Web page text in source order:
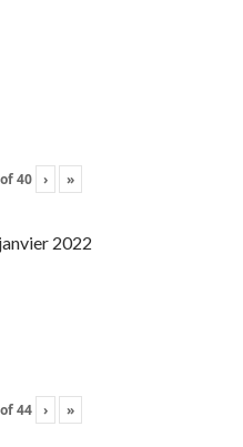
of40 › »
2022
of44 › »